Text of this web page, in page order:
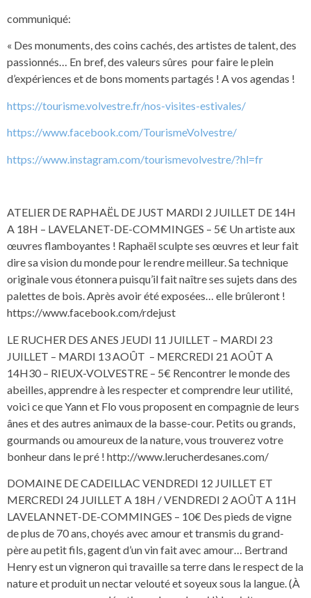
communiqué:
« Des monuments, des coins cachés, des artistes de talent, des
passionnés… En bref, des valeurs sûres pour faire le plein
d’expériences et de bons moments partagés ! A vos agendas !
https://tourisme.volvestre.fr/nos-visites-estivales/
https://www.facebook.com/TourismeVolvestre/
https://www.instagram.com/tourismevolvestre/?hl=fr
ATELIER DE RAPHAËL DE JUST MARDI 2 JUILLET DE 14H
A 18H – LAVELANET-DE-COMMINGES – 5€ Un artiste aux
œuvres flamboyantes ! Raphaël sculpte ses œuvres et leur fait
dire sa vision du monde pour le rendre meilleur. Sa technique
originale vous étonnera puisqu’il fait naître ses sujets dans des
palettes de bois. Après avoir été exposées… elle brûleront !
https://www.facebook.com/rdejust
LE RUCHER DES ANES JEUDI 11 JUILLET – MARDI 23
JUILLET – MARDI 13 AOÛT – MERCREDI 21 AOÛT A
14H30 – RIEUX-VOLVESTRE – 5€ Rencontrer le monde des
abeilles, apprendre à les respecter et comprendre leur utilité,
voici ce que Yann et Flo vous proposent en compagnie de leurs
ânes et des autres animaux de la basse-cour. Petits ou grands,
gourmands ou amoureux de la nature, vous trouverez votre
bonheur dans le pré ! http://www.lerucherdesanes.com/
DOMAINE DE CADEILLAC VENDREDI 12 JUILLET ET
MERCREDI 24 JUILLET A 18H / VENDREDI 2 AOÛT A 11H
LAVELANNET-DE-COMMINGES – 10€ Des pieds de vigne
de plus de 70 ans, choyés avec amour et transmis du grand-
père au petit fils, gagent d’un vin fait avec amour… Bertrand
Henry est un vigneron qui travaille sa terre dans le respect de la
nature et produit un nectar velouté et soyeux sous la langue. (À